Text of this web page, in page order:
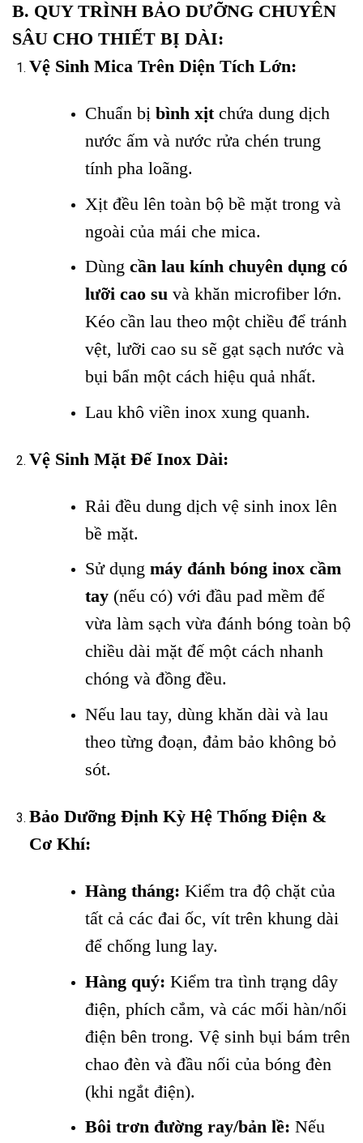
B. QUY TRÌNH BẢO DƯỠNG CHUYÊN
SÂU CHO THIẾT BỊ DÀI:
Vệ Sinh Mica Trên Diện Tích Lớn:
Chuẩn bị bình xịtchứa dung dịch
nước ấm và nước rửa chén trung
tính pha loãng.
Xịt đều lên toàn bộ bề mặt trong và
ngoài của mái che mica.
Dùng cần lau kính chuyên dụng có
lưỡi cao suvà khăn microfiber lớn.
Kéo cần lau theo một chiều để tránh
vệt, lưỡi cao su sẽ gạt sạch nước và
bụi bẩn một cách hiệu quả nhất.
Lau khô viền inox xung quanh.
Vệ Sinh Mặt Đế Inox Dài:
Rải đều dung dịch vệ sinh inox lên
bề mặt.
Sử dụng máy đánh bóng inox cầm
tay(nếu có) với đầu pad mềm để
vừa làm sạch vừa đánh bóng toàn bộ
chiều dài mặt đế một cách nhanh
chóng và đồng đều.
Nếu lau tay, dùng khăn dài và lau
theo từng đoạn, đảm bảo không bỏ
sót.
Bảo Dưỡng Định Kỳ Hệ Thống Điện &
Cơ Khí:
Hàng tháng: Kiểm tra độ chặt của
tất cả các đai ốc, vít trên khung dài
để chống lung lay.
Hàng quý: Kiểm tra tình trạng dây
điện, phích cắm, và các mối hàn/nối
điện bên trong. Vệ sinh bụi bám trên
chao đèn và đầu nối của bóng đèn
(khi ngắt điện).
Bôi trơn đường ray/bản lề: Nếu